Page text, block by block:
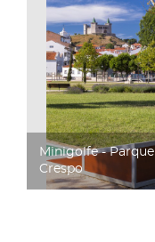
Minigolfe -
Crespo